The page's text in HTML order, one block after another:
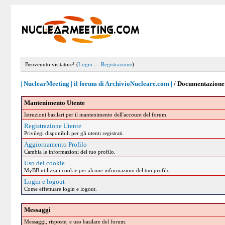
Benvenuto visitatore! (Login —Registrazione)
| NuclearMeeting | il forum di ArchivioNucleare.com | /
Mantenimento Utente
Istruzioni basilari per il mantenimento dell'account del forum.
Registrazione Utente
Privilegi disponibili per gli utenti registrati.
Aggiornamento Profilo
Cambia le informazioni del tuo profilo.
Uso dei cookie
MyBB utilizza i cookie per alcune informazioni del tuo profilo.
Login e logout
Come effettuare login e logout.
Messaggi
Messaggi, risposte, e uso basilare del forum.